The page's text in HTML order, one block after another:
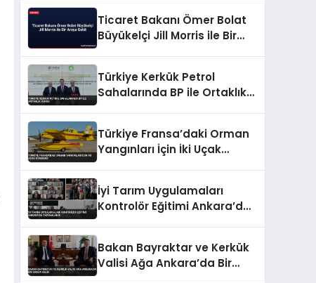
Ticaret Bakanı Ömer Bolat
Büyükelçi Jill Morris ile Bir
Türkiye Kerkük Petrol
Sahalarında BP ile Ortaklık
Türkiye Fransa’daki Orman
Yangınları İçin İki Uçak
İyi Tarım Uygulamaları
Kontrolör Eğitimi Ankara’da
Bakan Bayraktar ve Kerkük
Valisi Ağa Ankara’da Bir